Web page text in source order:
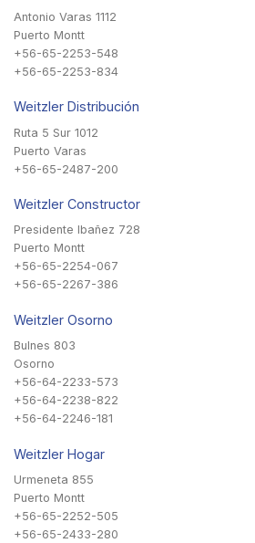
Antonio Varas 1112
Puerto Montt
+56-65-2253-548
+56-65-2253-834
Weitzler Distribución
Ruta 5 Sur 1012
Puerto Varas
+56-65-2487-200
Weitzler Constructor
Presidente Ibañez 728
Puerto Montt
+56-65-2254-067
+56-65-2267-386
Weitzler Osorno
Bulnes 803
Osorno
+56-64-2233-573
+56-64-2238-822
+56-64-2246-181
Weitzler Hogar
Urmeneta 855
Puerto Montt
+56-65-2252-505
+56-65-2433-280